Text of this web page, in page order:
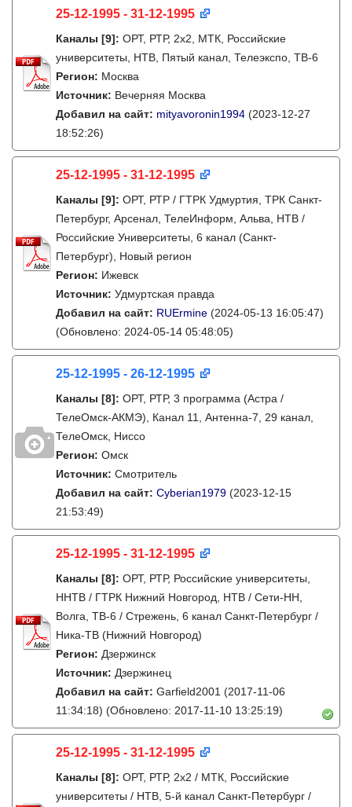
25-12-1995 - 31-12-1995
Каналы [9]: ОРТ, РТР, 2х2, МТК, Российские
университеты, НТВ, Пятый канал, Телеэкспо, ТВ-6
Регион: Москва
Источник: Вечерняя Москва
Добавил на сайт: mityavoronin1994 (2023-12-27
18:52:26)
25-12-1995 - 31-12-1995
Каналы [9]: ОРТ, РТР / ГТРК Удмуртия, ТРК Санкт-
Петербург, Арсенал, ТелеИнформ, Альва, НТВ /
Российские Университеты, 6 канал (Санкт-
Петербург), Новый регион
Регион: Ижевск
Источник: Удмуртская правда
Добавил на сайт: RUErmine (2024-05-13 16:05:47)
(Обновлено: 2024-05-14 05:48:05)
25-12-1995 - 26-12-1995
Каналы [8]: ОРТ, РТР, 3 программа (Астра /
ТелеОмск-АКМЭ), Канал 11, Антенна-7, 29 канал,
ТелеОмск, Ниссо
Регион: Омск
Источник: Смотритель
Добавил на сайт: Cyberian1979 (2023-12-15
21:53:49)
25-12-1995 - 31-12-1995
Каналы [8]: ОРТ, РТР, Российские университеты,
ННТВ / ГТРК Нижний Новгород, НТВ / Сети-НН,
Волга, ТВ-6 / Стрежень, 6 канал Санкт-Петербург /
Ника-ТВ (Нижний Новгород)
Регион: Дзержинск
Источник: Дзержинец
Добавил на сайт: Garfield2001 (2017-11-06
11:34:18) (Обновлено: 2017-11-10 13:25:19)
25-12-1995 - 31-12-1995
Каналы [8]: ОРТ, РТР, 2х2 / МТК, Российские
университеты / НТВ, 5-й канал Санкт-Петербург /